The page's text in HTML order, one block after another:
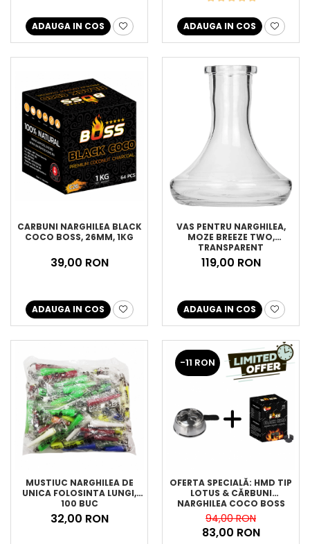
ADAUGA IN COS ADAUGA IN COS
CARBUNI NARGHILEA BLACK
COCO BOSS, 26MM, 1KG
39,00 RON
ADAUGA IN COS
VAS PENTRU NARGHILEA,
MOZE BREEZE TWO,
TRANSPARENT
119,00 RON
ADAUGA IN COS
MUSTIUC NARGHILEA DE
UNICA FOLOSINTA LUNGI,
100 BUC
32,00 RON
-11 RON
OFERTA SPECIALĂ: HMD TIP
LOTUS & CĂRBUNI
NARGHILEA COCO BOSS
94,00 RON
83,00 RON